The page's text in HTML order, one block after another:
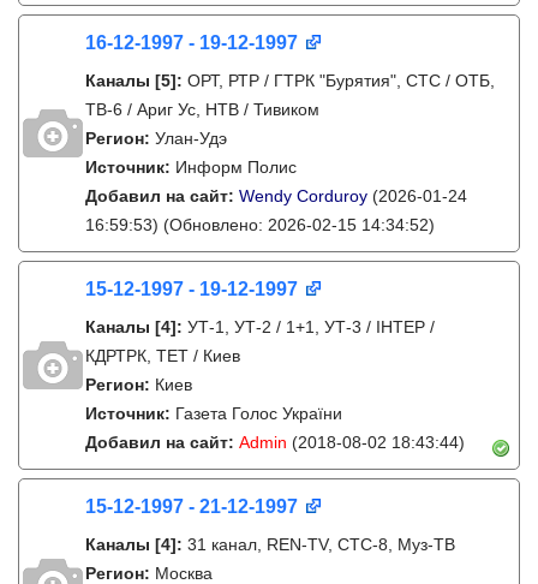
16-12-1997 - 19-12-1997
Каналы [5]: ОРТ, РТР / ГТРК "Бурятия", СТС / ОТБ,
ТВ-6 / Ариг Ус, НТВ / Тивиком
Регион: Улан-Удэ
Источник: Информ Полис
Добавил на сайт: Wendy Corduroy (2026-01-24
16:59:53) (Обновлено: 2026-02-15 14:34:52)
15-12-1997 - 19-12-1997
Каналы [4]: УТ-1, УТ-2 / 1+1, УТ-3 / IНТЕР /
КДРТРК, ТЕТ / Киев
Регион: Киев
Источник: Газета Голос України
Добавил на сайт: Admin (2018-08-02 18:43:44)
15-12-1997 - 21-12-1997
Каналы [4]: 31 канал, REN-TV, СТС-8, Муз-ТВ
Регион: Москва